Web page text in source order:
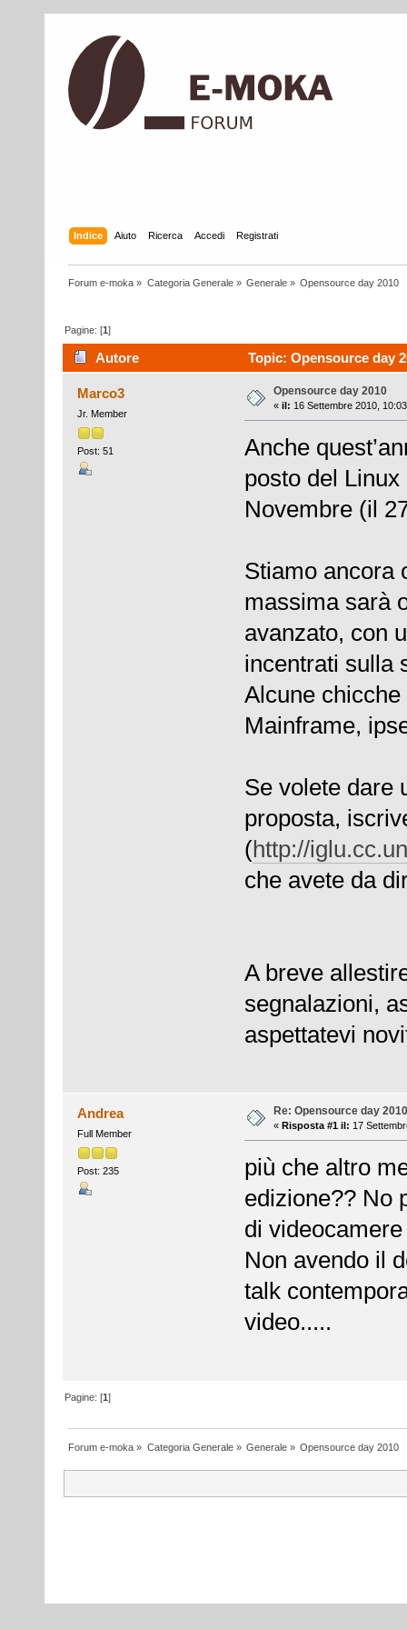
Indice Aiuto Ricerca Accedi Registrati
Forum e-moka » Categoria Generale» Generale» Opensource day 2010
Pagine: [1]
Autore Topic: Opensource day
Marco3
Jr. Member
Post: 51
Opensource day 2010
« il: 16 Settembre 2010,
Anche
posto del Linux
Novembre (il
Stiamo ancora
massima sarà
avanzato, con
incentrati sulla
Alcune
Mainframe,
Se volete dare
proposta,
(http://
che avete da
A breve
segnalazioni,
aspettatevi
Andrea
Full Member
Post: 235
Re: Opensource day 2010
« Risposta #1 il: 17
più che altro
edizione?? No
di
Non avendo il
talk
video.....
Pagine: [1]
Forum e-moka » Categoria Generale» Generale» Opensource day 2010